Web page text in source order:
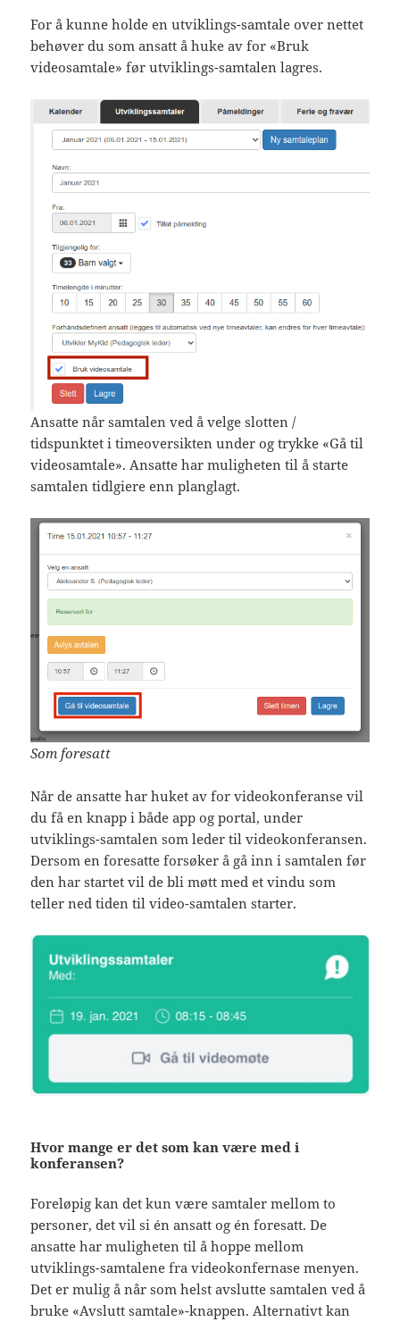
For å kunne holde en utviklings-samtale over nettet
behøver du som ansatt å huke av for «Bruk
videosamtale» før utviklings-samtalen lagres.
Ansatte når samtalen ved å velge slotten /
tidspunktet i timeoversikten under og trykke «Gå til
videosamtale». Ansatte har muligheten til å starte
samtalen tidlgiere enn planglagt.
Som foresatt
Når de ansatte har huket av for videokonferanse vil
du få en knapp i både app og portal, under
utviklings-samtalen som leder til videokonferansen.
Dersom en foresatte forsøker å gå inn i samtalen før
den har startet vil de bli møtt med et vindu som
teller ned tiden til video-samtalen starter.
Hvor mange er det som kan være med i
konferansen?
Foreløpig kan det kun være samtaler mellom to
personer, det vil si én ansatt og én foresatt. De
ansatte har muligheten til å hoppe mellom
utviklings-samtalene fra videokonfernase menyen.
Det er mulig å når som helst avslutte samtalen ved å
bruke «Avslutt samtale»-knappen. Alternativt kan